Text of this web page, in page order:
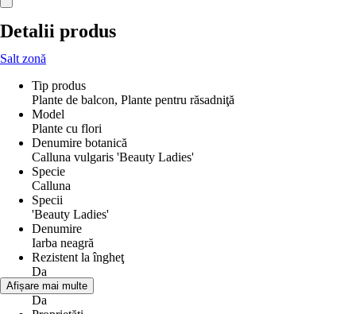
Detalii produs
Salt zonă
Tip produs
Plante de balcon, Plante pentru răsadniţă
Model
Plante cu flori
Denumire botanică
Calluna vulgaris 'Beauty Ladies'
Specie
Calluna
Specii
'Beauty Ladies'
Denumire
Iarba neagră
Rezistent la îngheţ
Da
Peren
Da
Afișare mai multe